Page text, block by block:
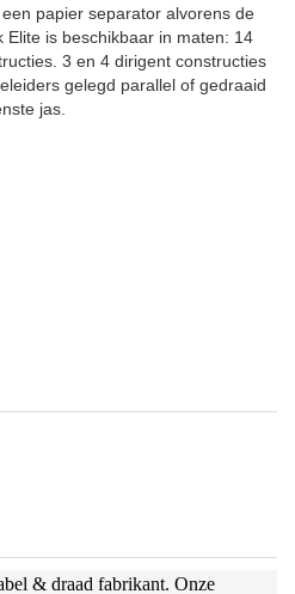
papier separator alvorens de
Elite is beschikbaar in maten: 14
3 en 4 dirigent constructies
gelegd parallel of gedraaid
jas.
& draad fabrikant. Onze